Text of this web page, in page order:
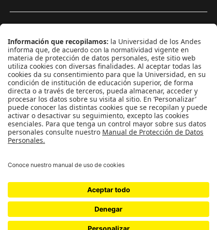
CONTÁCTANOS
cerosetenta@uniandes.edu.co
BOGOTÁ, COLOMBIA
NEWSLETTER